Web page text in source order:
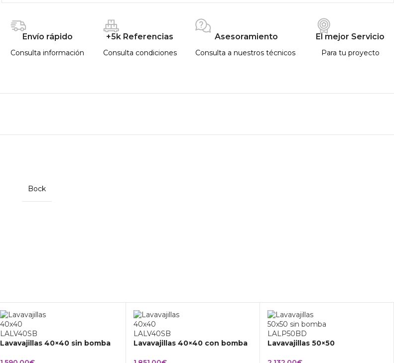
Envío rápido
Consulta información
+5k Referencias
Consulta condiciones
Asesoramiento
Consulta a nuestros técnicos
El mejor Servicio
Para tu proyecto
Bock
Lavavajillas 40×40 sin bomba Lavavajillas 40×40 con bomba Lavavajillas 50×50